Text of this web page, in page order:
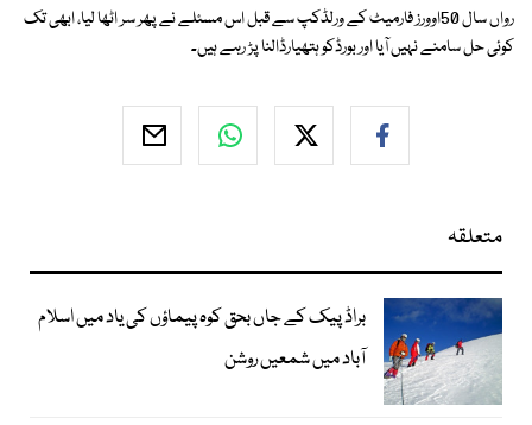
رواں سال 50اوورز فارمیٹ کے ورلڈکپ سے قبل اس مسئلے نے پھر سر اٹھا لیا، ابھی تک
کوئی حل سامنے نہیں آیا اور بورڈکو ہتھیارڈالنا پڑ رہے ہیں۔
متعلقہ
براڈ پیک کے جاں بحق کوہ پیماؤں کی یاد میں اسلام
آباد میں شمعیں روشن